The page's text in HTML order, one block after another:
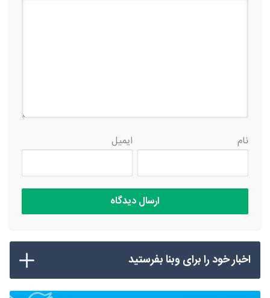
نام ایمیل
اخبار خود را برای وبنا بفرستید